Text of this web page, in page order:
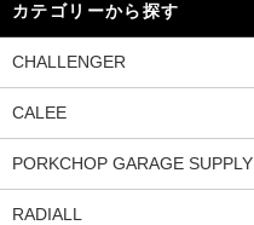
カテゴリーから探す
CHALLENGER
CALEE
PORKCHOP GARAGE SUPPLY
RADIALL